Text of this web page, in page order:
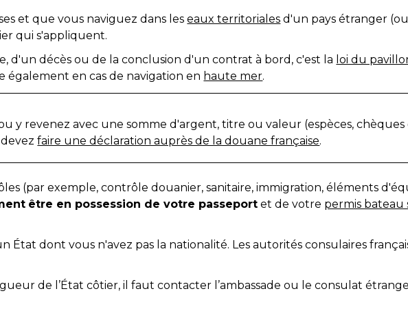
et que vous naviguez dans leseaux territoriales d'un pays étranger
qui s'appliquent.
d'un décès ou de la conclusion d'un contrat à bord, c'est la loi du
également en cas de navigation en haute mer.
y revenez avec une somme d'argent, titre ou valeur (espèces, chèques
devezfaire une déclaration auprès de la douane française.
(par exemple, contrôle douanier, sanitaire, immigration, éléments
être en possession de votre passeport et de votre permis bateau
État dont vous n'avez pas la nationalité. Les autorités consulaires
de l’État côtier, il faut contacter l’ambassade ou le consulat